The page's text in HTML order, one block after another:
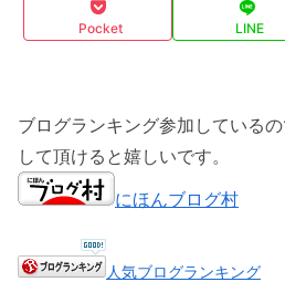
Pocket LINE
ブログランキング参加している
して頂けると嬉しいです。
にほんブログ村
人気ブログランキング